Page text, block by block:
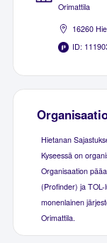
Orimattila
16260
ID:
Hietanan
Kyseessä on
Organisaation
(Profinder) ja TOL-
monenlainen
Orimattila.